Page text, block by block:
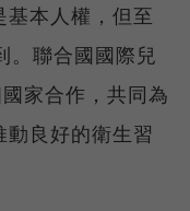
本人權，但至
。聯合國國際兒
家合作，共同為
良好的衛生習